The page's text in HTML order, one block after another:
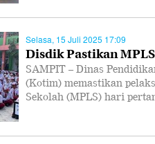
Selasa, 15 Juli 2025 17:09
Disdik Pastikan
SAMPIT – Dinas
(Kotim) memastikan
Sekolah (MPLS) hari